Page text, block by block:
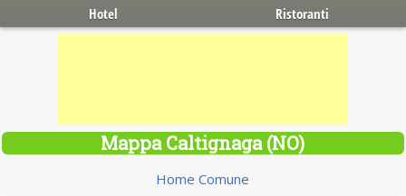
Hotel
Ristoranti
Mappa Caltignaga (NO)
Home Comune